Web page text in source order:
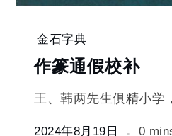
金石字典
作篆通假校补
王、韩两先生俱精小
2024年8月19日 0